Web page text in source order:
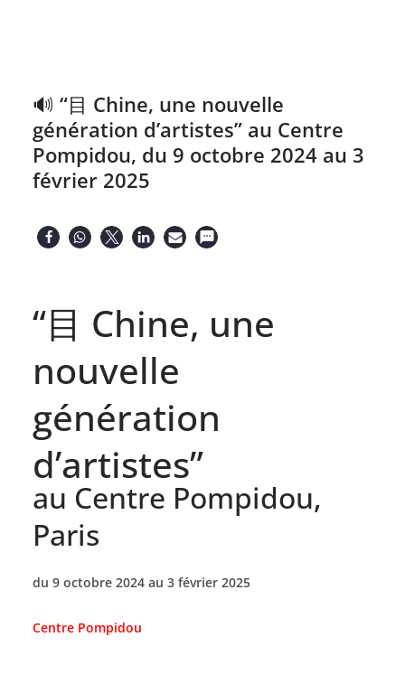
🔊 “目 Chine, une nouvelle
génération d’artistes” au Centre
Pompidou, du 9 octobre 2024 au 3
février 2025
“目 Chine, une
nouvelle
génération
d’artistes”
au Centre Pompidou,
Paris
du 9 octobre 2024 au 3 février 2025
Centre Pompidou